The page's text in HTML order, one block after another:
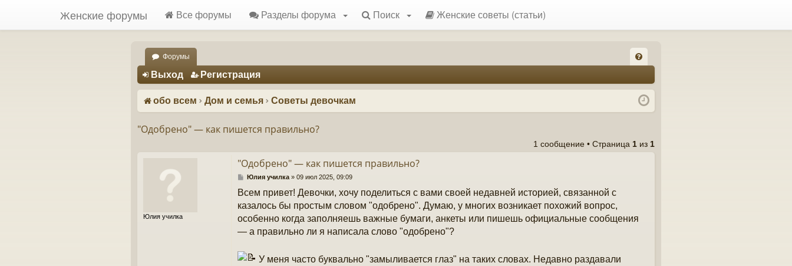
Женские форумы Все форумы Разделы форума Поиск Женские советы (статьи)
Регистрация
Форумы
Q
Выход Регистрация
обо всем Дом и семья Советы девочкам
"Одобрено" — как пишется правильно?
1 сообщение • Страница 1 из 1
Юлия училка
"Одобрено" — как пишется правильно?
С
о
б
е
Юлия училка» 09 июл 2025, 09:09
Всем привет! Девочки, хочу поделиться с вами своей недавней историей, связанной с
казалось бы простым словом "одобрено". Думаю, у многих возникает похожий вопрос,
особенно когда заполняешь важные бумаги, анкеты или пишешь официальные сообщения
— а правильно ли я написала слово "одобрено"?
У меня часто буквально "замыливается глаз" на таких словах. Недавно раздавали